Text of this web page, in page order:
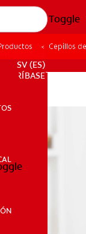
Toggle
SALUD BUCAL
SV (ES)
Cepillos